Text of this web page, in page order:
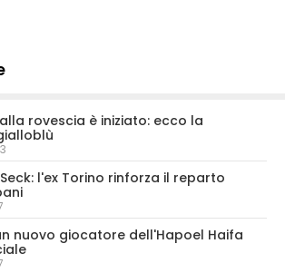
rovescia è iniziato: ecco la
l'ex Torino rinforza il reparto
nuovo giocatore dell'Hapoel Haifa